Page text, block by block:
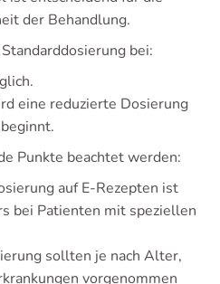
der Behandlung.
bei:
eine reduzierte Dosierung
Punkte beachtet werden:
auf E-Rezepten ist
bei Patienten mit speziellen
sollten je nach Alter,
vorgenommen